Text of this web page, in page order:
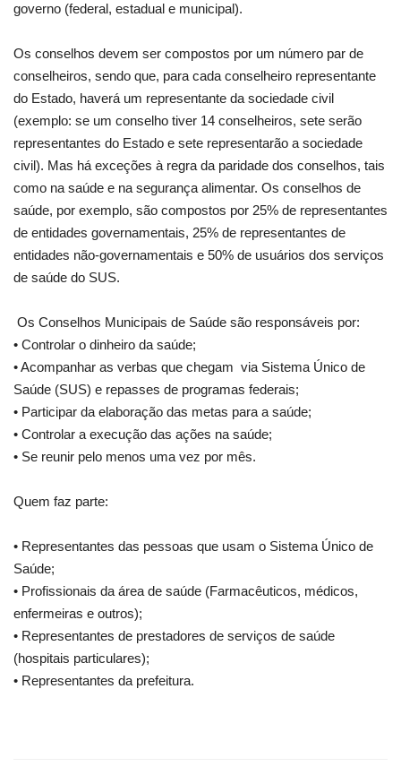
governo (federal, estadual e municipal).
Os conselhos devem ser compostos por um número par de
conselheiros, sendo que, para cada conselheiro representante
do Estado, haverá um representante da sociedade civil
(exemplo: se um conselho tiver 14 conselheiros, sete serão
representantes do Estado e sete representarão a sociedade
civil). Mas há exceções à regra da paridade dos conselhos, tais
como na saúde e na segurança alimentar. Os conselhos de
saúde, por exemplo, são compostos por 25% de representantes
de entidades governamentais, 25% de representantes de
entidades não-governamentais e 50% de usuários dos serviços
de saúde do SUS.
Os Conselhos Municipais de Saúde são responsáveis por:
• Controlar o dinheiro da saúde;
• Acompanhar as verbas que chegam via Sistema Único de
Saúde (SUS) e repasses de programas federais;
• Participar da elaboração das metas para a saúde;
• Controlar a execução das ações na saúde;
• Se reunir pelo menos uma vez por mês.
Quem faz parte:
• Representantes das pessoas que usam o Sistema Único de
Saúde;
• Profissionais da área de saúde (Farmacêuticos, médicos,
enfermeiras e outros);
• Representantes de prestadores de serviços de saúde
(hospitais particulares);
• Representantes da prefeitura.